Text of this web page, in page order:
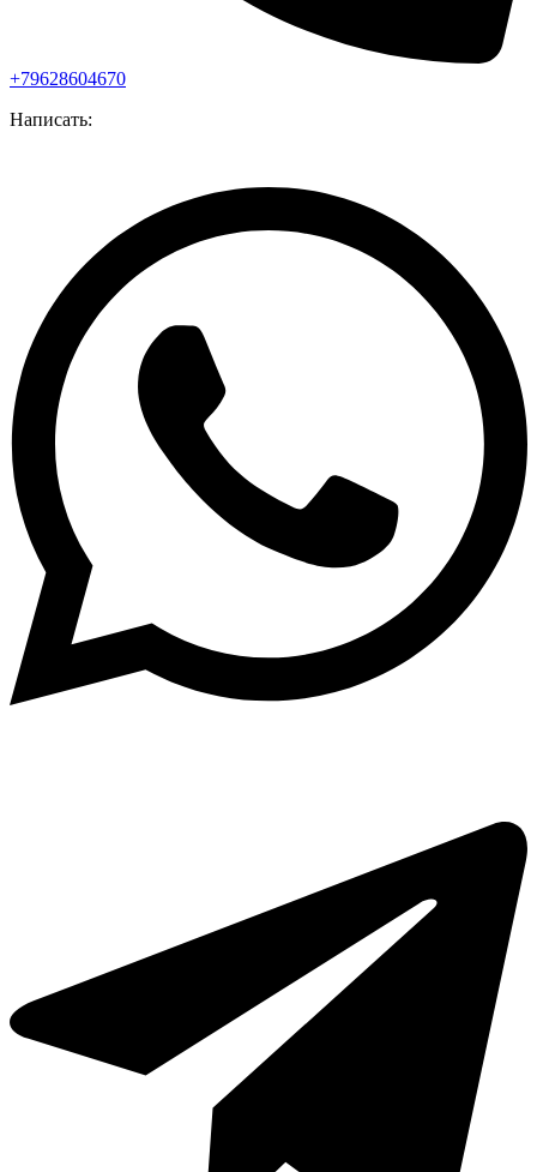
+79628604670
Написать: